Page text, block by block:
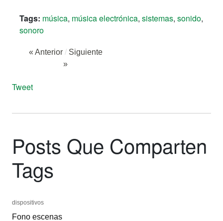
Tags: música, música electrónica, sistemas, sonido,
sonoro
« Anterior / Siguiente
»
Tweet
Posts Que Comparten
Tags
dispositivos
Fono escenas
dispositivos
Fono escenas